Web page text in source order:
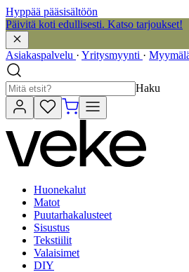
Hyppää pääsisältöön
Päivitä koti edullisesti. Katso tarjoukset!
Asiakaspalvelu · Yritysmyynti ·
Haku
Huonekalut
Matot
Puutarhakalusteet
Sisustus
Tekstiilit
Valaisimet
DIY